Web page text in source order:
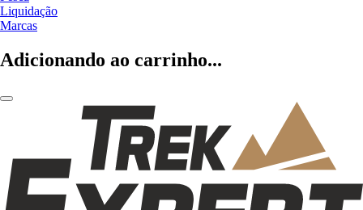
Liquidação
Marcas
Adicionando ao carrinho...